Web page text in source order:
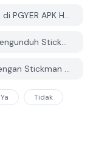
Apakah Stickman Army : The Resistance di PGYER APK HUB gratis untuk diunduh?
Apakah saya memerlukan akun untuk mengunduh Stickman Army : The Resistance dari PGYER APK HUB?
Bagaimana cara melaporkan masalah dengan Stickman Army : The Resistance di PGYER APK HUB?
Ya Tidak